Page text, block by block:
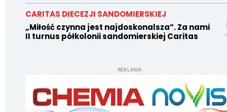
CARITAS DIECEZJI SANDOMIERSKIEJ
„Miłość czynna jest najdoskonalsza”. Za nami
II turnus półkolonii sandomierskiej Caritas
REKLAMA